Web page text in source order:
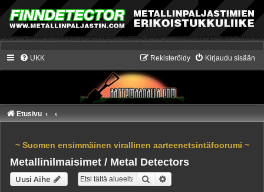
UKK Kirjaudu sisään
Rekisteröidy
Etusivu
~ Suomen ensimmäinen virallinen aarteenetsintäfoorumi ~
Metallinilmaisimet / Metal Detectors
Uusi Aihe Etsi